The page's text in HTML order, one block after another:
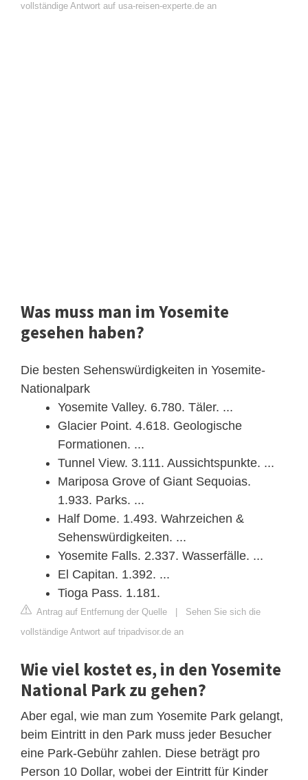
vollständige Antwort auf usa-reisen-experte.de an
Was muss man im Yosemite
gesehen haben?
Die besten Sehenswürdigkeiten in Yosemite-
Nationalpark
Yosemite Valley. 6.780. Täler. ...
Glacier Point. 4.618. Geologische
Formationen. ...
Tunnel View. 3.111. Aussichtspunkte. ...
Mariposa Grove of Giant Sequoias.
1.933. Parks. ...
Half Dome. 1.493. Wahrzeichen &
Sehenswürdigkeiten. ...
Yosemite Falls. 2.337. Wasserfälle. ...
El Capitan. 1.392. ...
Tioga Pass. 1.181.
Antrag auf Entfernung der Quelle
Sehen Sie sich die
vollständige Antwort auf tripadvisor.de an
Wie viel kostet es, in den Yosemite
National Park zu gehen?
Aber egal, wie man zum Yosemite Park gelangt,
beim Eintritt in den Park muss jeder Besucher
eine Park-Gebühr zahlen. Diese beträgt pro
Person 10 Dollar, wobei der Eintritt für Kinder